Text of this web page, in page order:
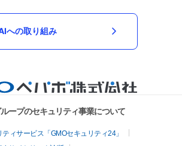
への取り組み
ープのセキュリティ事業について
ィサービス「GMOセキュリティ24」